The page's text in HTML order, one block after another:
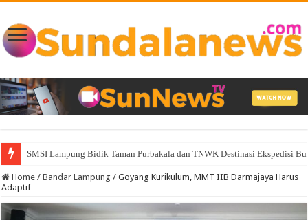
SMSI Lampung Bidik Taman Purbakala dan TNWK Destinasi Ekspedisi
Home / Bandar Lampung / Goyang Kurikulum, MMT IIB Darmajaya Harus
Adaptif